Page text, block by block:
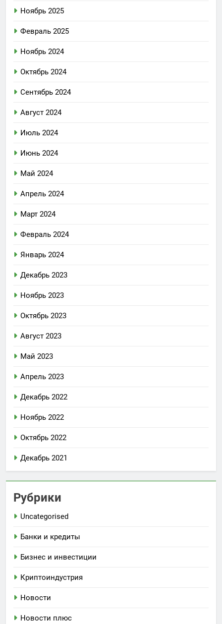
Ноябрь 2025
Февраль 2025
Ноябрь 2024
Октябрь 2024
Сентябрь 2024
Август 2024
Июль 2024
Июнь 2024
Май 2024
Апрель 2024
Март 2024
Февраль 2024
Январь 2024
Декабрь 2023
Ноябрь 2023
Октябрь 2023
Август 2023
Май 2023
Апрель 2023
Декабрь 2022
Ноябрь 2022
Октябрь 2022
Декабрь 2021
Рубрики
Uncategorised
Банки и кредиты
Бизнес и инвестиции
Криптоиндустрия
Новости
Новости плюс